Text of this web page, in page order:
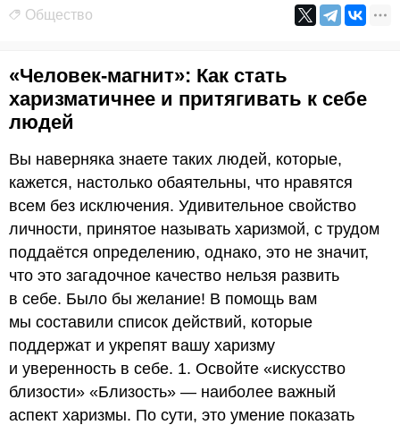
Общество
«Человек-магнит»: Как стать
харизматичнее и притягивать к себе
людей
Вы наверняка знаете таких людей, которые,
кажется, настолько обаятельны, что нравятся
всем без исключения. Удивительное свойство
личности, принятое называть харизмой, с трудом
поддаётся определению, однако, это не значит,
что это загадочное качество нельзя развить
в себе. Было бы желание! В помощь вам
мы составили список действий, которые
поддержат и укрепят вашу харизму
и уверенность в себе. 1. Освойте «искусство
близости» «Близость» — наиболее важный
аспект харизмы. По сути, это умение показать